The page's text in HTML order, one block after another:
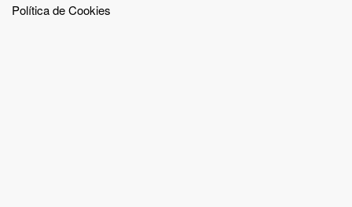
Política de Cookies